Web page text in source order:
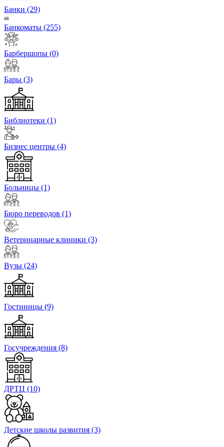
Банки (29)
Банкоматы (255)
Барбершопы (0)
Бары (3)
Библиотеки (1)
Бизнес центры (4)
Больницы (1)
Бюро переводов (1)
Ветеринарные клиники (3)
Вузы (24)
Гостиницы (9)
Госучреждения (8)
ДРТЦ (10)
Детские школы развития (3)